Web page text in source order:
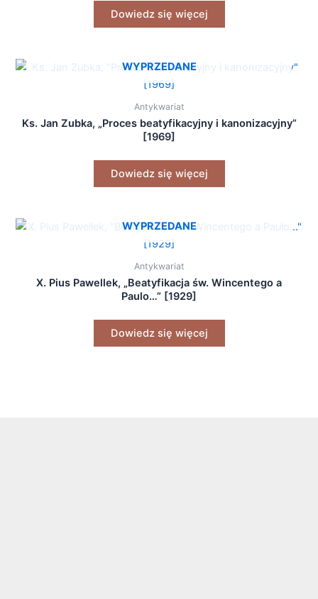
Dowiedz się więcej
WYPRZEDANE
Antykwariat
Ks. Jan Zubka, „Proces beatyfikacyjny i kanonizacyjny”
[1969]
Dowiedz się więcej
WYPRZEDANE
Antykwariat
X. Pius Pawellek, „Beatyfikacja św. Wincentego a
Paulo…” [1929]
Dowiedz się więcej